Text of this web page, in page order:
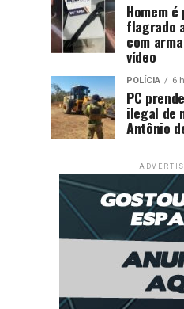
Homem
flagrado
com
vídeo
POLÍCIA 6
PC
ilegal de
Antônio